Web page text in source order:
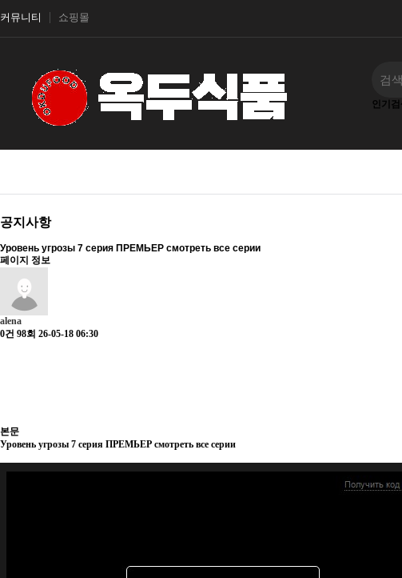
커뮤니티 쇼핑몰
인기검
공지사항
Уровень угрозы 7 серия ПРЕМЬЕР смотреть все серии
페이지 정보
alena
0건 98회 26-05-18 06:30
본문
Уровень угрозы 7 серия ПРЕМЬЕР смотреть все серии